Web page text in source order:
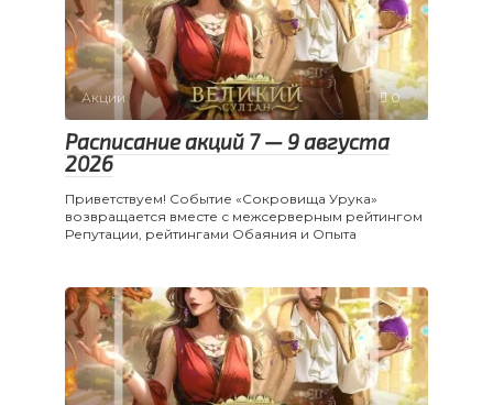
Акции 0
Расписание акций 7 — 9 августа
2026
Приветствуем! Событие «Сокровища Урука»
возвращается вместе с межсерверным рейтингом
Репутации, рейтингами Обаяния и Опыта